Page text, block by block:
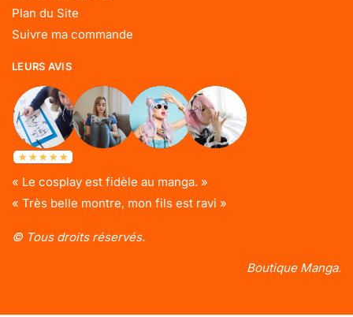
Plan du Site
Suivre ma commande
LEURS AVIS
« Le cosplay est fidèle au manga. »
« Très belle montre, mon fils est ravi »
© Tous droits réservés.
Boutique Manga.